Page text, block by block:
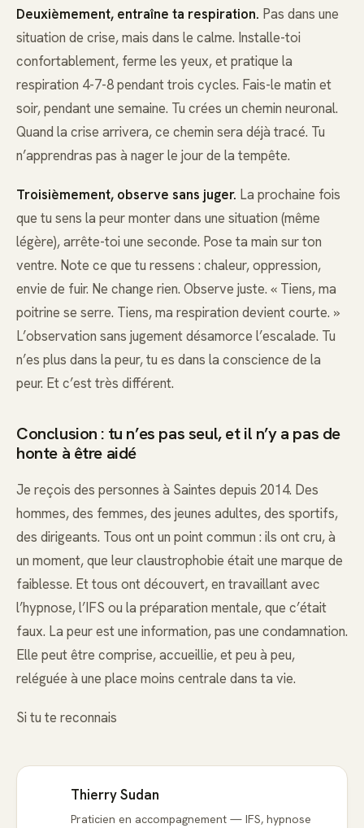
Deuxièmement, entraîne ta respiration. Pas dans une
situation de crise, mais dans le calme. Installe-toi
confortablement, ferme les yeux, et pratique la
respiration 4-7-8 pendant trois cycles. Fais-le matin et
soir, pendant une semaine. Tu crées un chemin neuronal.
Quand la crise arrivera, ce chemin sera déjà tracé. Tu
n’apprendras pas à nager le jour de la tempête.
Troisièmement, observe sans juger. La prochaine fois
que tu sens la peur monter dans une situation (même
légère), arrête-toi une seconde. Pose ta main sur ton
ventre. Note ce que tu ressens : chaleur, oppression,
envie de fuir. Ne change rien. Observe juste. « Tiens, ma
poitrine se serre. Tiens, ma respiration devient courte. »
L’observation sans jugement désamorce l’escalade. Tu
n’es plus dans la peur, tu es dans la conscience de la
peur. Et c’est très différent.
Conclusion : tu n’es pas seul, et il n’y a pas de
honte à être aidé
Je reçois des personnes à Saintes depuis 2014. Des
hommes, des femmes, des jeunes adultes, des sportifs,
des dirigeants. Tous ont un point commun : ils ont cru, à
un moment, que leur claustrophobie était une marque de
faiblesse. Et tous ont découvert, en travaillant avec
l’hypnose, l’IFS ou la préparation mentale, que c’était
faux. La peur est une information, pas une condamnation.
Elle peut être comprise, accueillie, et peu à peu,
reléguée à une place moins centrale dans ta vie.
Si tu te reconnais
Thierry Sudan
Praticien en accompagnement — IFS, hypnose